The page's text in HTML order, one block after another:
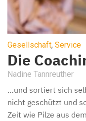
Gesellschaft, Service
Die
Nadine Tannreuther
…und sortiert sich
nicht geschützt und
Zeit wie Pilze aus